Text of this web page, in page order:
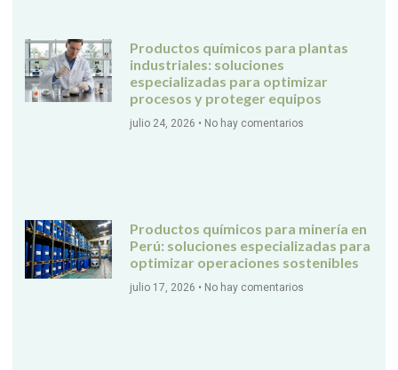
Productos químicos para plantas
industriales: soluciones
especializadas para optimizar
procesos y proteger equipos
julio 24, 2026 No hay comentarios
Productos químicos para minería en
Perú: soluciones especializadas para
optimizar operaciones sostenibles
julio 17, 2026 No hay comentarios